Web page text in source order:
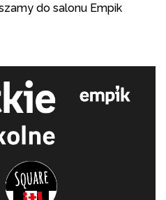
do salonu Empik